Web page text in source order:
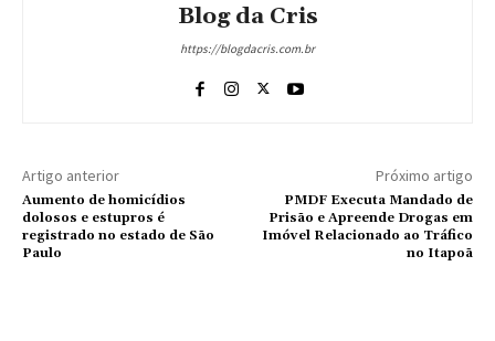
Blog da Cris
https://blogdacris.com.br
Artigo anterior
Aumento de homicídios
dolosos e estupros é
registrado no estado de São
Paulo
Próximo artigo
PMDF Executa Mandado de
Prisão e Apreende Drogas em
Imóvel Relacionado ao Tráfico
no Itapoã